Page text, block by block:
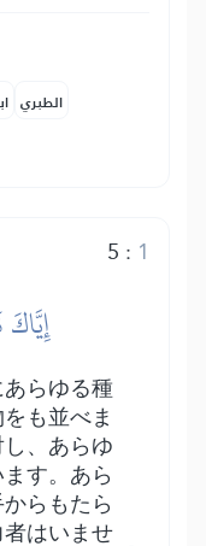
الطبري
5 : 1
らゆる種
も並べま
、あらゆ
す。あら
らもたら
はいませ